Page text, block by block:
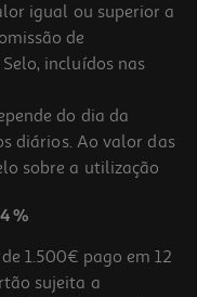
Livres
igual ou superior a
de
incluídos nas
do dia da
diários. Ao valor das
sobre a utilização
%
1.500€ pago em 12
sujeita a